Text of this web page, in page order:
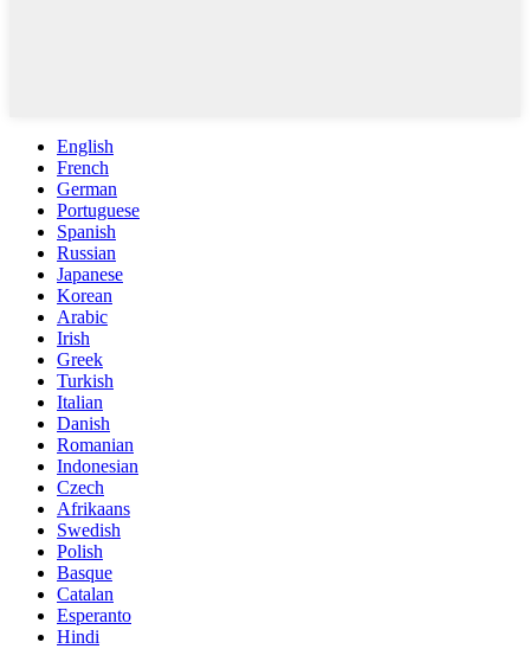
English
French
German
Portuguese
Spanish
Russian
Japanese
Korean
Arabic
Irish
Greek
Turkish
Italian
Danish
Romanian
Indonesian
Czech
Afrikaans
Swedish
Polish
Basque
Catalan
Esperanto
Hindi